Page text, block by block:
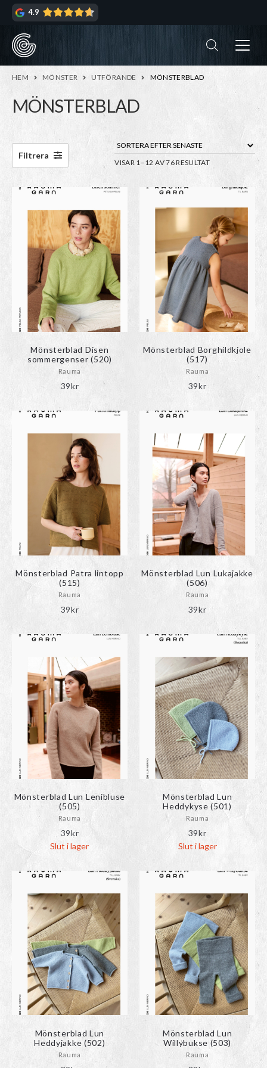
Hoppa
navigering
Hoppa
innehåll
4.9
HEM MÖNSTER UTFÖRANDE MÖNSTERBLAD
MÖNSTERBLAD
VISAR 1–12 AV 76 RESULTATSORTERA
Filtrera
Mönsterblad Disen
sommergenser (520)
Rauma
39kr
Mönsterblad Borghildkjole
(517)
Rauma
39kr
Mönsterblad Patra lintopp
(515)
Rauma
39kr
Mönsterblad Lun Lukajakke
(506)
Rauma
39kr
Mönsterblad Lun Lenibluse
(505)
Rauma
39kr
Slut i lager
Mönsterblad Lun
Heddykyse (501)
Rauma
39kr
Slut i lager
Mönsterblad Lun
Heddyjakke (502)
Rauma
Mönsterblad Lun
Willybukse (503)
Rauma